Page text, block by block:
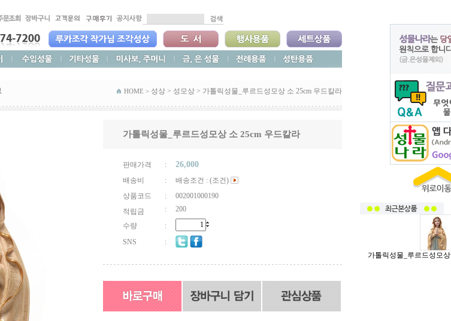
HOME > 성상 > 성모상 > 가톨릭성물_루르드성모상 소 25cm 우드칼라
가톨릭성물_루르드성모상 소 25cm 우드칼라
판매가격 : 26,000
배송비 :
배송조건 : (조건)
상품코드
:
002001000190
적립금
:
200
수량
:
SNS
:
가톨릭성물_루르드성모